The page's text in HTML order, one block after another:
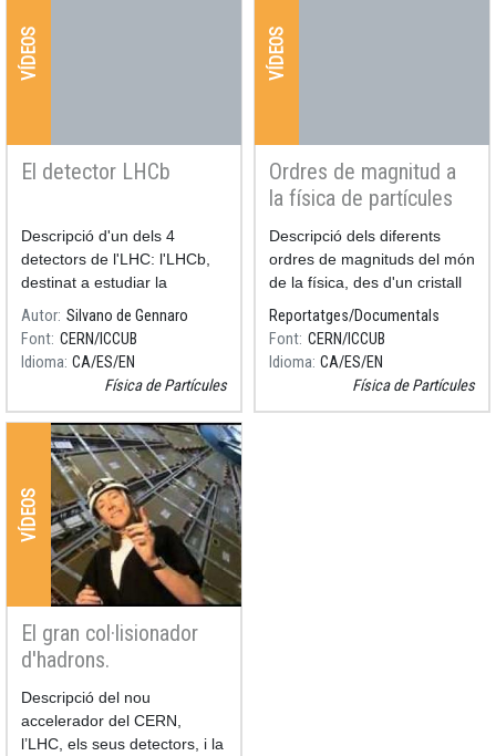
VÍDEOS
El detector LHCb
Resum
Descripció d'un dels 4
detectors de l'LHC: l'LHCb,
destinat a estudiar la
partícula "B".
Autor Silvano de Gennaro
Font CERN/ICCUB
Idioma CA ES EN
Física de Partícules
VÍDEOS
Ordres de magnitud a
la física de partícules
Resum
Descripció dels diferents
ordres de magnituds del món
de la física, des d'un cristall
de gel fins les supercordes,
passant per la molècula,
l'àtom, el seu nucli, i els
Reportatges/Documentals
Font CERN/ICCUB
Idioma CA ES EN
Física de Partícules
VÍDEOS
El gran col·lisionador
d'hadrons.
Resum
Descripció del nou
accelerador del CERN,
l’LHC, els seus detectors, i la